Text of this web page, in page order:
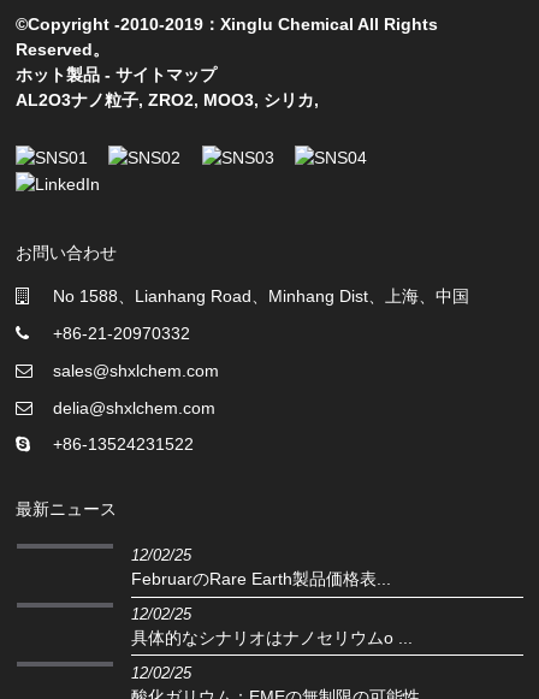
©Copyright -2010-2019：Xinglu Chemical All Rights
Reserved。
ホット製品 -サイトマップ
AL2O3ナノ粒子,ZRO2, MOO3, シリカ,
お問い合わせ
No 1588、Lianhang Road、Minhang Dist、上海、中国
+86-21-20970332
sales@shxlchem.com
delia@shxlchem.com
+86-13524231522
最新ニュース
12/02/25
FebruarのRare Earth製品価格表...
12/02/25
具体的なシナリオはナノセリウムo ...
12/02/25